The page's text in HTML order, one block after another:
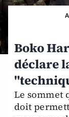
Boko
déclare
Le sommet
doit